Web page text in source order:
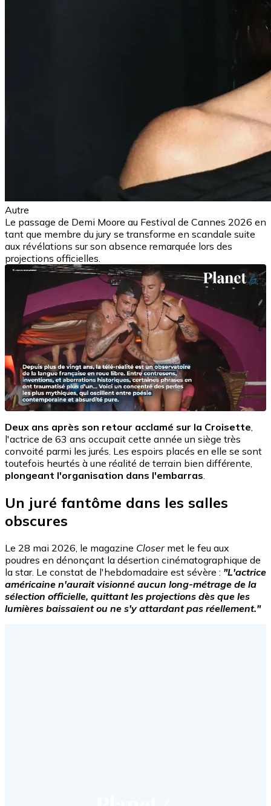
Autre
Le passage de Demi Moore au Festival de Cannes 2026 en
tant que membre du jury se transforme en scandale suite
aux révélations sur son absence remarquée lors des
projections officielles.
Deux ans après son retour acclamé sur la Croisette
l'actrice de 63 ans occupait cette année un siège très
convoité parmi les jurés. Les espoirs placés en elle se sont
toutefois heurtés à une réalité de terrain bien différente,
plongeant l'organisation dans l'embarras
Un juré fantôme dans les salles
obscures
Le 28 mai 2026, le magazine Closermet le feu aux
poudres en dénonçant la désertion cinématographique de
la star. Le constat de l'hebdomadaire est sévère : "L'actrice
américaine n'aurait visionné aucun long-métrage de la
sélection officielle, quittant les projections dès que les
lumières baissaient ou ne s'y attardant pas réellement."